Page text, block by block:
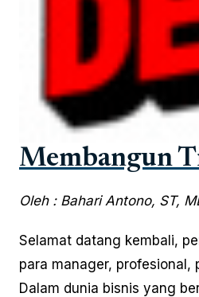
Membangun
Oleh : Bahari Antono, ST,
Selamat datang kembali,
para manager, profesional,
Dalam dunia bisnis yang